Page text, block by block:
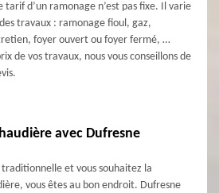
tarif d’un ramonage n’est pas fixe. Il varie
travaux : ramonage fioul, gaz,
foyer ouvert ou foyer fermé, …
de vos travaux, nous vous conseillons de
avec Dufresne
et vous souhaitez la
vous êtes au bon endroit. Dufresne